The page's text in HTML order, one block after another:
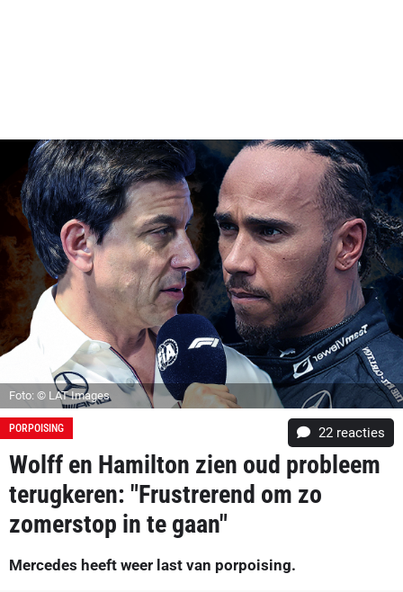
Foto: © LAT Images
PORPOISING 22 reacties
Wolff en Hamilton zien oud probleem
terugkeren: "Frustrerend om zo
zomerstop in te gaan"
Mercedes heeft weer last van porpoising.